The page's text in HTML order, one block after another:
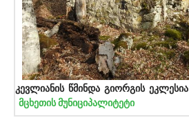
კევლიანის წმინდა გიორგის ეკლესია
მცხეთის მუნიციპალიტეტი